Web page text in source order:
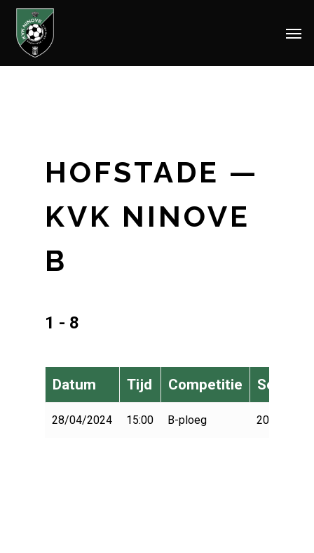
Skip
HOFSTADE —
KVK NINOVE
B
1 - 8
Datum Tijd Competitie Seizoen
28/04/2024 15:00 B-ploeg 2023-2024